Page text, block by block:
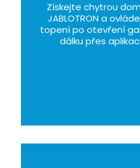
Získejte chytrou
JABLOTRON a
topení po otevření
dálku přes aplikaci